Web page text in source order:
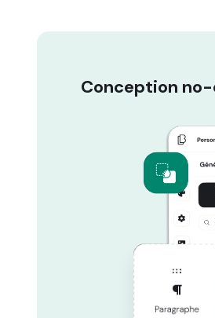
Conception